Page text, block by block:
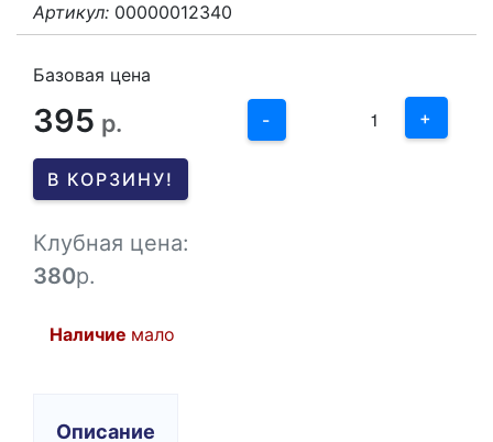
Артикул: 00000012340
Базовая цена
395 р. -
3
1
+
В КОРЗИНУ!
Клубная цена:
380р.
Наличие мало
Описание